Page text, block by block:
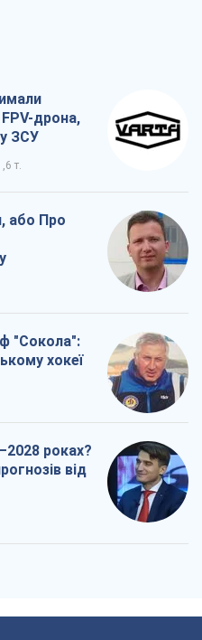
дрона,
ЗСУ
т.
або Про
"Сокола":
хокеї
роках?
від